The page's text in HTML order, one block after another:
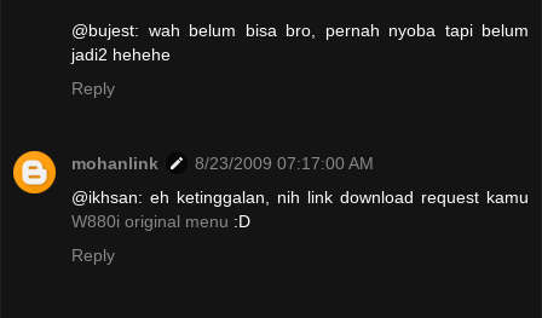
@bujest: wah belum bisa bro, pernah nyoba tapi belum
jadi2 hehehe
Reply
mohanlink
8/23/2009 07:17:00 AM
@ikhsan: eh ketinggalan, nih link download request kamu
W880i original menu :D
Reply